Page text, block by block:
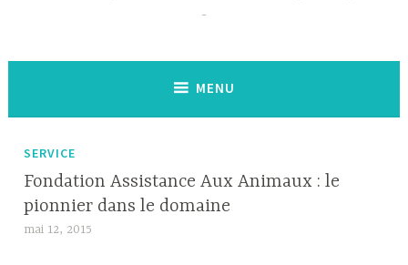
MENU
SERVICE
Fondation Assistance Aux Animaux : le
pionnier dans le domaine
mai 12, 2015